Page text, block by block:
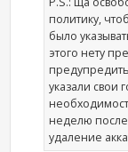
политику,
было
этого нету
указали свои
неделю
удаление